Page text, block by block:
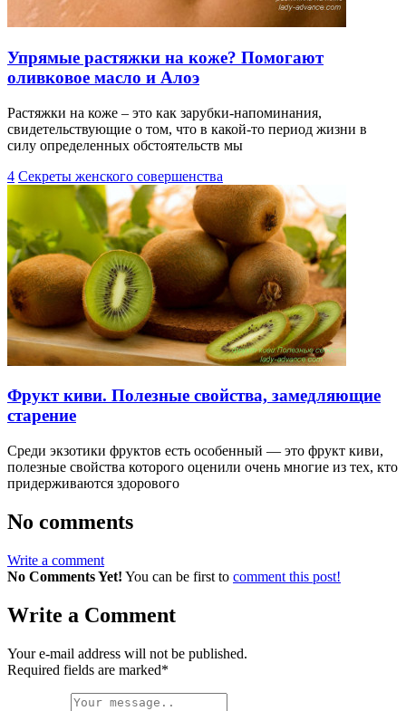
Упрямые растяжки на коже? Помогают
оливковое масло и Алоэ
Растяжки на коже – это как зарубки-напоминания,
свидетельствующие о том, что в какой-то период жизни в
силу определенных обстоятельств мы
4 Секреты женского совершенства
Фрукт киви. Полезные свойства, замедляющие
старение
Среди экзотики фруктов есть особенный — это фрукт киви,
полезные свойства которого оценили очень многие из тех, кто
придерживаются здорового
No comments
Write a comment
No Comments Yet! You can be first to comment this post!
Write a Comment
Your e-mail address will not be published.
Required fields are marked*